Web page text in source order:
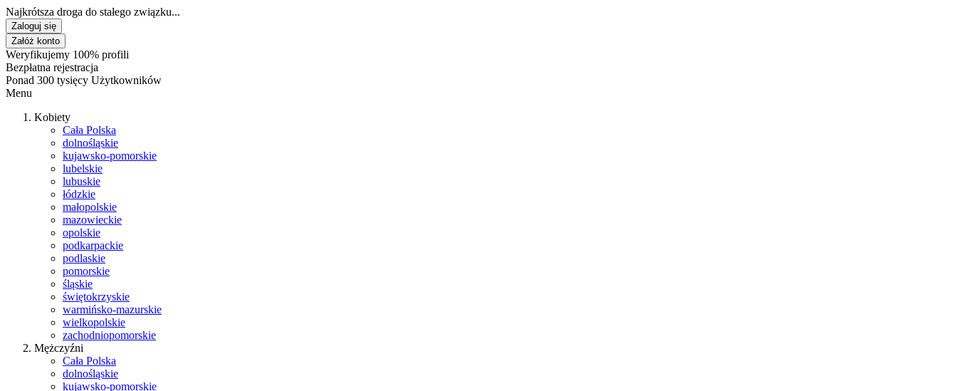
Najkrótsza droga do stałego związku...
Zaloguj się
Załóż konto
Weryfikujemy 100% profili
Bezpłatna rejestracja
Ponad 300 tysięcy Użytkowników
Menu
Kobiety
Cała Polska
dolnośląskie
kujawsko-pomorskie
lubelskie
lubuskie
łódzkie
małopolskie
mazowieckie
opolskie
podkarpackie
podlaskie
pomorskie
śląskie
świętokrzyskie
warmińsko-mazurskie
wielkopolskie
zachodniopomorskie
Mężczyźni
Cała Polska
dolnośląskie
kujawsko-pomorskie